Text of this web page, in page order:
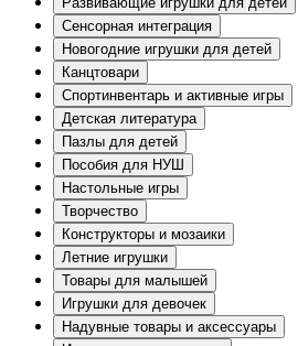
Сенсорная интеграция
Новогодние игрушки для детей
Канцтовари
Спортинвентарь и активные игры
Детская литература
Пазлы для детей
Пособия для НУШ
Настольные игры
Творчество
Конструкторы и мозаики
Летние игрушки
Товары для малышей
Игрушки для девочек
Надувные товары и аксессуары